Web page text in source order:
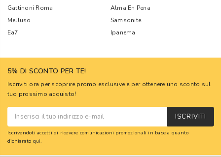
Gattinoni Roma
Alma En Pena
Melluso
Samsonite
Ea7
Ipanema
5% DI SCONTO PER TE!
Iscriviti ora per scoprire promo esclusive e per ottenere uno sconto sul
tuo prossimo acquisto!
ISCRIVITI
Iscrivendoti accetti di ricevere comunicazioni promozionali in base a quanto
dichiarato qui.